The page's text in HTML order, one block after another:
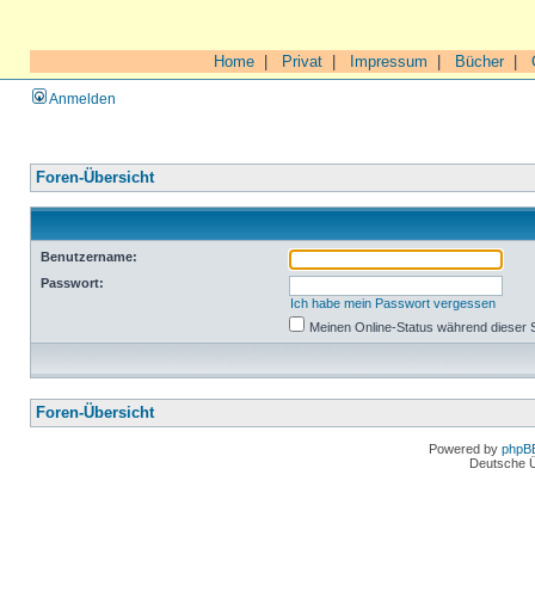
Home Privat Impressum Bücher|
Anmelden
Foren-Übersicht
Benutzername:
Passwort:
Ich habe mein Passwort vergessen
Meinen Online-Status während dieser
Foren-Übersicht
Powered by
Deutsche